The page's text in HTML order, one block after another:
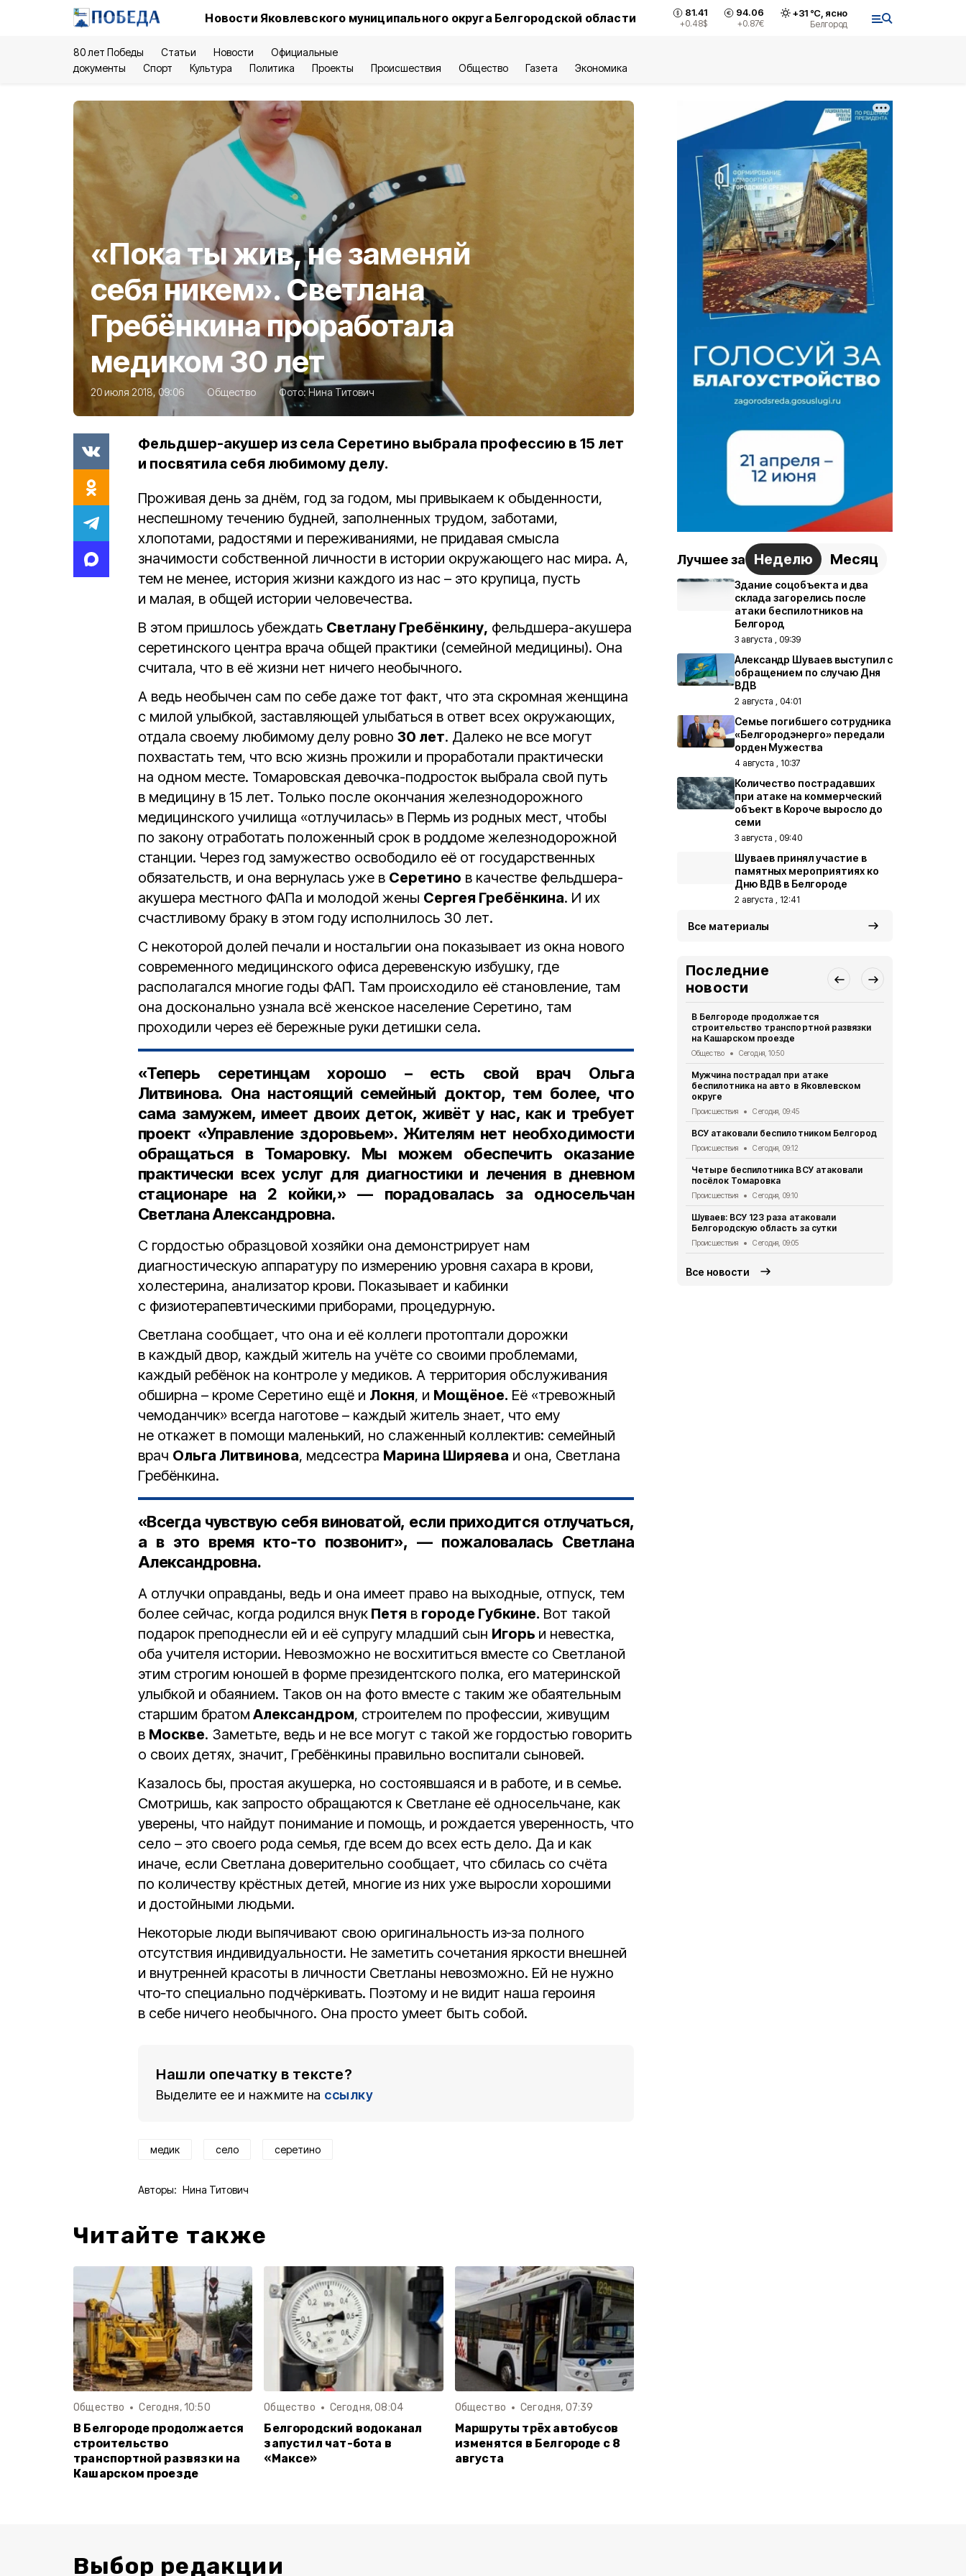
Новости Яковлевского муниципального округа Белгородской области 81.41
+0.48$
94.06
+0.87€
+31°С, ясно
Белгород
80 лет Победы Статьи Новости
Официальные
документы
Спорт Культура Политика Проекты Происшествия Общество Газета Экономика
«Пока ты жив, не заменяй
себя никем». Светлана
Гребёнкина проработала
медиком 30 лет
20 июля 2018, 09:06 Общество Фото: Нина Титович
Фельдшер-акушер из села Серетино выбрала профессию в 15 лет
и посвятила себя любимому делу.
Проживая день за днём, год за годом, мы привыкаем к обыденности,
неспешному течению будней, заполненных трудом, заботами,
хлопотами, радостями и переживаниями, не придавая смысла
значимости собственной личности в истории окружающего нас мира. А,
тем не менее, история жизни каждого из нас – это крупица, пусть
и малая, в общей истории человечества.
В этом пришлось убеждать Светлану Гребёнкину, фельдшера-акушера
серетинского центра врача общей практики (семейной медицины). Она
считала, что в её жизни нет ничего необычного.
А ведь необычен сам по себе даже тот факт, что эта скромная женщина
с милой улыбкой, заставляющей улыбаться в ответ всех окружающих,
отдала своему любимому делу ровно 30 лет. Далеко не все могут
похвастать тем, что всю жизнь прожили и проработали практически
на одном месте. Томаровская девочка-подросток выбрала свой путь
в медицину в 15 лет. Только после окончания железнодорожного
медицинского училища «отлучилась» в Пермь из родных мест, чтобы
по закону отработать положенный срок в роддоме железнодорожной
станции. Через год замужество освободило её от государственных
обязательств, и она вернулась уже в Серетино в качестве фельдшера-
акушера местного ФАПа и молодой жены Сергея Гребёнкина. И их
счастливому браку в этом году исполнилось 30 лет.
С некоторой долей печали и ностальгии она показывает из окна нового
современного медицинского офиса деревенскую избушку, где
располагался многие годы ФАП. Там происходило её становление, там
она досконально узнала всё женское население Серетино, там
проходили через её бережные руки детишки села.
«Теперь серетинцам хорошо – есть свой врач Ольга
Литвинова. Она настоящий семейный доктор, тем более, что
сама замужем, имеет двоих деток, живёт у нас, как и требует
проект «Управление здоровьем». Жителям нет необходимости
обращаться в Томаровку. Мы можем обеспечить оказание
практически всех услуг для диагностики и лечения в дневном
стационаре на 2 койки,» — порадовалась за односельчан
Светлана Александровна.
С гордостью образцовой хозяйки она демонстрирует нам
диагностическую аппаратуру по измерению уровня сахара в крови,
холестерина, анализатор крови. Показывает и кабинки
с физиотерапевтическими приборами, процедурную.
Светлана сообщает, что она и её коллеги протоптали дорожки
в каждый двор, каждый житель на учёте со своими проблемами,
каждый ребёнок на контроле у медиков. А территория обслуживания
обширна – кроме Серетино ещё и Локня, и Мощёное. Её «тревожный
чемоданчик» всегда наготове – каждый житель знает, что ему
не откажет в помощи маленький, но слаженный коллектив: семейный
врач Ольга Литвинова, медсестра Марина Ширяева и она, Светлана
Гребёнкина.
«Всегда чувствую себя виноватой, если приходится отлучаться,
а в это время кто‑то позвонит», — пожаловалась Светлана
Александровна.
А отлучки оправданы, ведь и она имеет право на выходные, отпуск, тем
более сейчас, когда родился внук Петя в городе Губкине. Вот такой
подарок преподнесли ей и её супругу младший сын Игорь и невестка,
оба учителя истории. Невозможно не восхититься вместе со Светланой
этим строгим юношей в форме президентского полка, его материнской
улыбкой и обаянием. Таков он на фото вместе с таким же обаятельным
старшим братом Александром, строителем по профессии, живущим
в Москве. Заметьте, ведь и не все могут с такой же гордостью говорить
о своих детях, значит, Гребёнкины правильно воспитали сыновей.
Казалось бы, простая акушерка, но состоявшаяся и в работе, и в семье.
Смотришь, как запросто обращаются к Светлане её односельчане, как
уверены, что найдут понимание и помощь, и рождается уверенность, что
село – это своего рода семья, где всем до всех есть дело. Да и как
иначе, если Светлана доверительно сообщает, что сбилась со счёта
по количеству крёстных детей, многие из них уже выросли хорошими
и достойными людьми.
Некоторые люди выпячивают свою оригинальность из‑за полного
отсутствия индивидуальности. Не заметить сочетания яркости внешней
и внутренней красоты в личности Светланы невозможно. Ей не нужно
что‑то специально подчёркивать. Поэтому и не видит наша героиня
в себе ничего необычного. Она просто умеет быть собой.
Нашли опечатку в тексте?
Выделите ее и нажмите на ссылку
медик село серетино
Авторы: Нина Титович
Читайте также
Общество Сегодня, 10:50
В Белгороде продолжается
строительство
транспортной развязки на
Кашарском проезде
Общество Сегодня, 08:04
Белгородский водоканал
запустил чат-бота в
«Максе»
Общество Сегодня, 07:39
Маршруты трёх автобусов
изменятся в Белгороде с 8
августа
Лучшее за Неделю Месяц
Здание соцобъекта и два
склада загорелись после
атаки беспилотников на
Белгород
3 августа , 09:39
Александр Шуваев выступил с
обращением по случаю Дня
ВДВ
2 августа , 04:01
Семье погибшего сотрудника
«Белгородэнерго» передали
орден Мужества
4 августа , 10:37
Количество пострадавших
при атаке на коммерческий
объект в Короче выросло до
семи
3 августа , 09:40
Шуваев принял участие в
памятных мероприятиях ко
Дню ВДВ в Белгороде
2 августа , 12:41
Все материалы
Последние
новости
В Белгороде продолжается
строительство транспортной развязки
на Кашарском проезде
Общество Сегодня, 10:50
Мужчина пострадал при атаке
беспилотника на авто в Яковлевском
округе
Происшествия Сегодня, 09:45
ВСУ атаковали беспилотником Белгород
Происшествия Сегодня, 09:12
Четыре беспилотника ВСУ атаковали
посёлок Томаровка
Происшествия Сегодня, 09:10
Шуваев: ВСУ 123 раза атаковали
Белгородскую область за сутки
Происшествия Сегодня, 09:05
Все новости
Выбор редакции